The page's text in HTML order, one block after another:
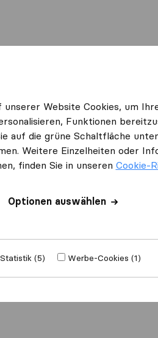
Website Cookies, um
Funktionen
auf die grüne Schaltfläche
Weitere Einzelheiten oder
finden Sie in unseren Cookie-
Optionen auswählen
Statistik (5) Werbe-Cookies (1)